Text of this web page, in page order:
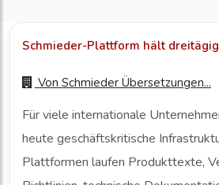
Schmieder-Plattform hält
Von Schmieder Übersetzungen...
Für viele internationale
heute geschäftskritische
Plattformen laufen Produkttexte,